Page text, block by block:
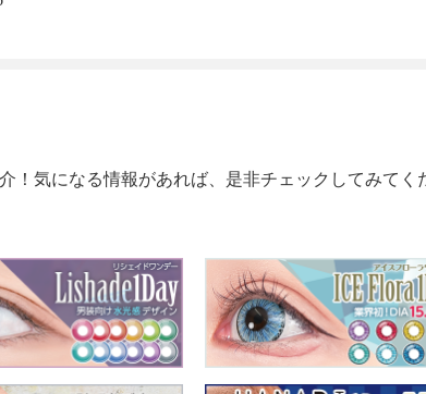
！気になる情報があれば、是非チェックしてみてく